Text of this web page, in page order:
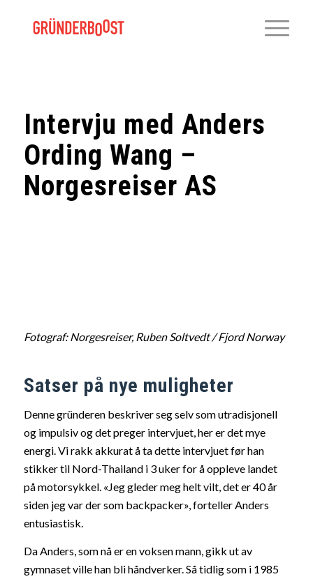
Intervju med Anders
Ording Wang –
Norgesreiser AS
Fotograf: Norgesreiser, Ruben Soltvedt / Fjord Norway
Satser på nye muligheter
Denne gründeren beskriver seg selv som utradisjonell
og impulsiv og det preger intervjuet, her er det mye
energi. Vi rakk akkurat å ta dette intervjuet før han
stikker til Nord-Thailand i 3 uker for å oppleve landet
på motorsykkel. «Jeg gleder meg helt vilt, det er 40 år
siden jeg var der som backpacker», forteller Anders
entusiastisk.
Da Anders, som nå er en voksen mann, gikk ut av
gymnaset ville han bli håndverker. Så tidlig som i 1985